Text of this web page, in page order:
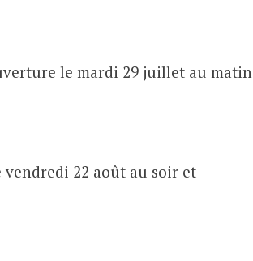
le mardi 29 juillet au matin
22 août au soir et